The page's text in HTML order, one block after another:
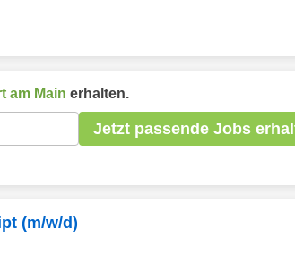
am Main erhalten.
Jetzt passende Jobs
(m/w/d)